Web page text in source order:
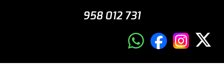
958 012 731